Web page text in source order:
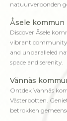
natuurverbonden
Åsele kommun
Discover Åsele
vibrant
and unparalleled
space and serenity.
Vännäs
Ontdek Vännäs
Västerbotten.
betrokken